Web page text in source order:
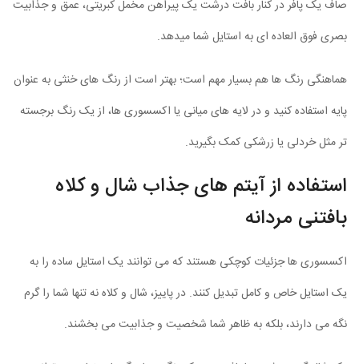
صاف یک پافر در کنار بافت درشت یک پیراهن مخمل کبریتی، عمق و جذابیت
بصری فوق العاده ای به استایل شما میدهد.
هماهنگی رنگ ها هم بسیار مهم است؛ بهتر است از رنگ های خنثی به عنوان
پایه استفاده کنید و در لایه های میانی یا اکسسوری ها، از یک رنگ برجسته
تر مثل خردلی یا زرشکی کمک بگیرید.
استفاده از آیتم های جذاب شال و کلاه
بافتنی مردانه
اکسسوری ها جزئیات کوچکی هستند که می توانند یک استایل ساده را به
یک استایل خاص و کامل تبدیل کنند. در پاییز، شال و کلاه نه تنها شما را گرم
نگه می دارند، بلکه به ظاهر شما شخصیت و جذابیت می بخشند.